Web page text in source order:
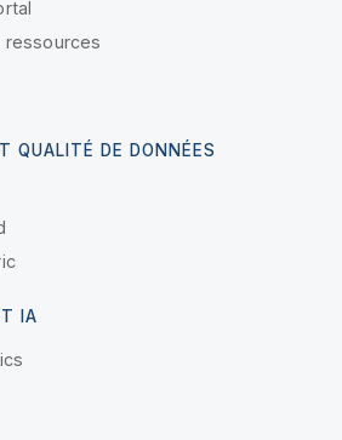
ressources
QUALITÉ DE DONNÉES
IA